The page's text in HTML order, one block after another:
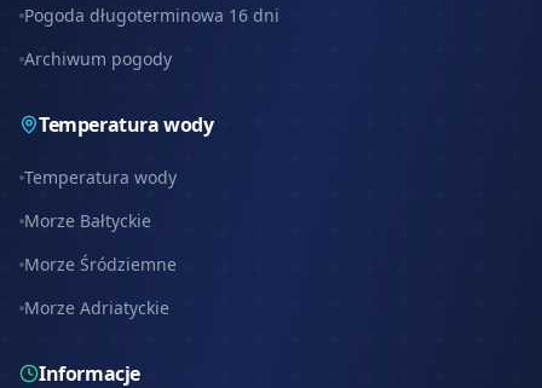
Pogoda długoterminowa 16 dni
Archiwum pogody
Temperatura wody
Temperatura wody
Morze Bałtyckie
Morze Śródziemne
Morze Adriatyckie
Informacje